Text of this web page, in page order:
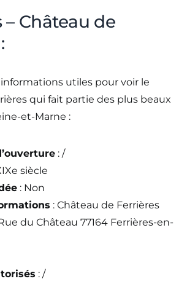
– Château de
utiles pour voir le
qui fait partie des plus beaux
et-Marne :
: /
siècle
: Non
: Château de Ferrières
du Château 77164 Ferrières-en-
: /